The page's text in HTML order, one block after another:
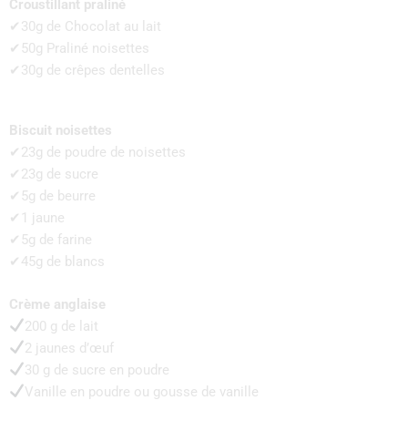
Croustillant praliné
✔30g de Chocolat au lait
✔50g Praliné noisettes
✔30g de crêpes dentelles
Biscuit noisettes
✔23g de poudre de noisettes
✔23g de sucre
✔5g de beurre
✔1 jaune
✔5g de farine
✔45g de blancs
Crème anglaise
200 g de lait
2 jaunes d’œuf
30 g de sucre en poudre
Vanille en poudre ou gousse de vanille